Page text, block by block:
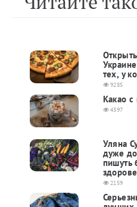
тех, у
9285
Какао
4397
Уляна
дуже
пишуть
2159